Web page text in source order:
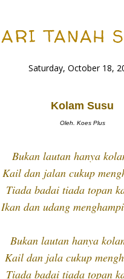
TANAH
Saturday, October 18,
Kolam Susu
Oleh. Koes Plus
Bukan lautan hanya
Kail dan jalan cukup
Tiada badai tiada topan
Ikan dan udang
Bukan lautan hanya
Kail dan jala cukup
Tiada badai tiada topan